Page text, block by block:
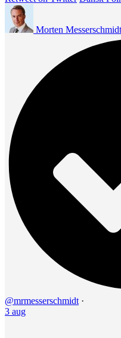
Morten Messerschmidt
@mrmesserschmidt ·
3 aug